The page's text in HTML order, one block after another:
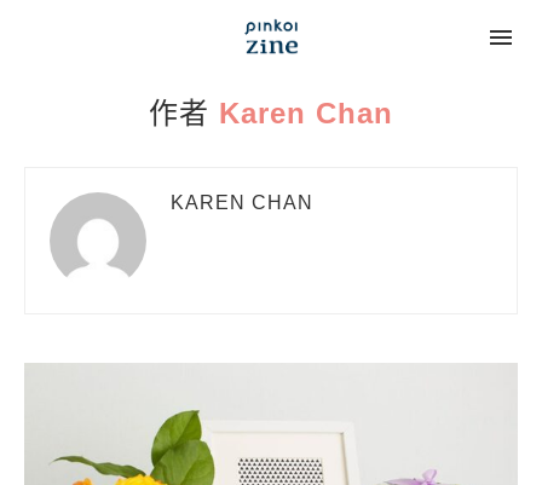
作者 Karen Chan
KAREN CHAN